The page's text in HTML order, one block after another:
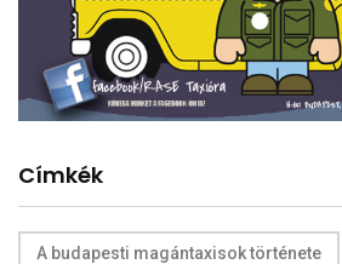
Címkék
A budapesti magántaxisok története